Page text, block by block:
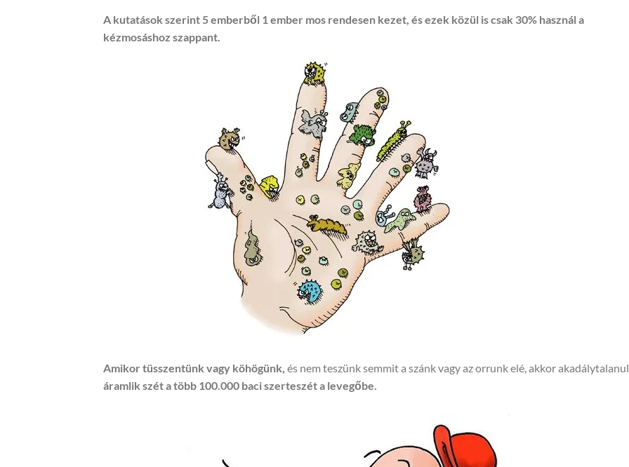
A kutatások szerint 5 emberből 1 ember mos rendesen kezet, és ezek közül is csak 30% használ a
kézmosáshoz szappant.
Amikor tüsszentünk vagy köhögünk, és nem teszünk semmit a szánk vagy az orrunk elé, akkor akadálytalanul
áramlik szét a több 100.000 baci szerteszét a levegőbe.